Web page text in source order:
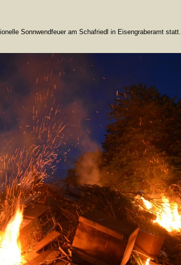
Sonnwendfeuer am Schafriedl in Eisengraberamt statt.